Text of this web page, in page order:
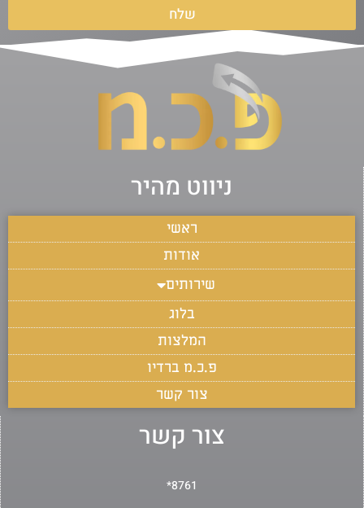
שלח
ניווט מהיר
ראשי
אודות
שירותים
בלוג
המלצות
פ.כ.מ ברדיו
צור קשר
צור קשר
8761*